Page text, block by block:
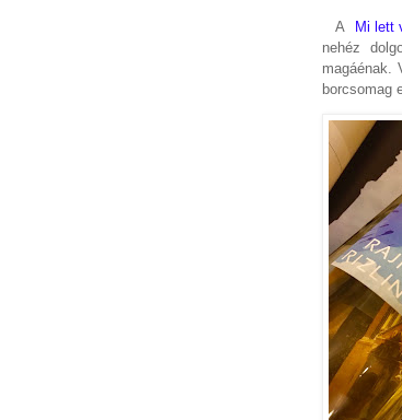
A Mi lett
nehéz
magáénak.
borcsomag